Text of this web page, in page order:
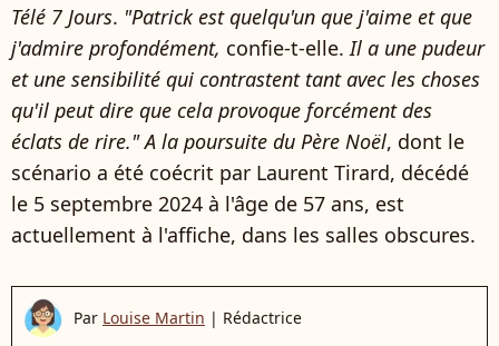
Télé 7 Jours. "Patrick est quelqu'un que j'aime et que
j'admire profondément, confie-t-elle. Il a une pudeur
et une sensibilité qui contrastent tant avec les choses
qu'il peut dire que cela provoque forcément des
éclats de rire." A la poursuite du Père Noël, dont le
scénario a été coécrit par Laurent Tirard, décédé
le 5 septembre 2024 à l'âge de 57 ans, est
actuellement à l'affiche, dans les salles obscures.
Par Louise Martin | Rédactrice